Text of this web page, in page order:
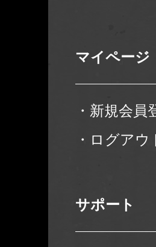
マイページ
・新規会員
・ログアウ
サポート